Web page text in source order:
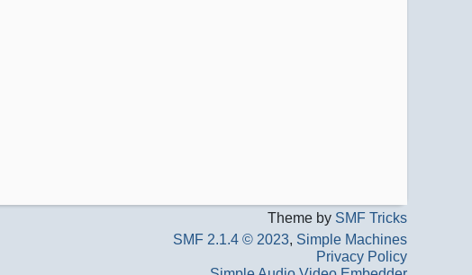
Theme by SMF Tricks
SMF 2.1.4 © 2023, Simple Machines
Privacy Policy